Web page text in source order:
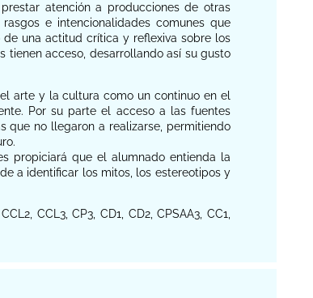
atención a producciones de otras
e intencionalidades comunes que
una actitud crítica y reflexiva sobre los
tienen acceso, desarrollando así su gusto
arte y la cultura como un continuo en el
Por su parte el acceso a las fuentes
que no llegaron a realizarse, permitiendo
propiciará que el alumnado entienda la
a identificar los mitos, los estereotipos y
CCL3, CP3, CD1, CD2, CPSAA3, CC1,